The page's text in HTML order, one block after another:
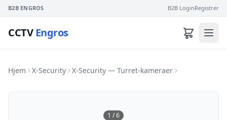
B2B ENGROS B2B LoginRegistrer
CCTVEngros
Hjem X-Security X-Security — Turret-kameraer
1 /6